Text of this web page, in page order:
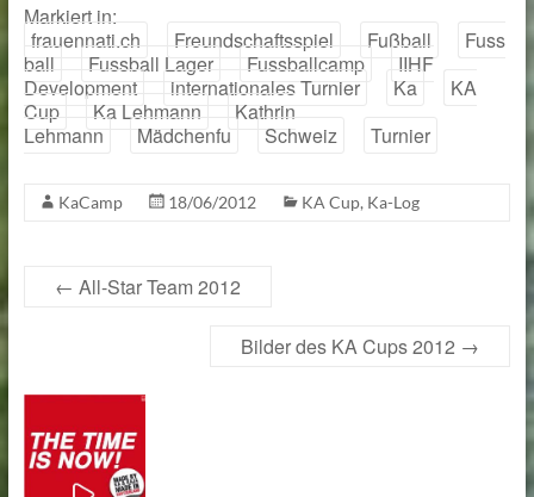
Markiert in:
frauennati.ch
Freundschaftsspiel Fußball
Fuss
ball
Fussball Lager Fussballcamp
IIHF
Development
internationales Turnier Ka
KA
Cup
Ka Lehmann
Kathrin
Lehmann
Mädchenfu Schweiz Turnier
KaCamp 18/06/2012 KA Cup, Ka-Log
← All-Star Team 2012
Bilder des KA Cups 2012 →